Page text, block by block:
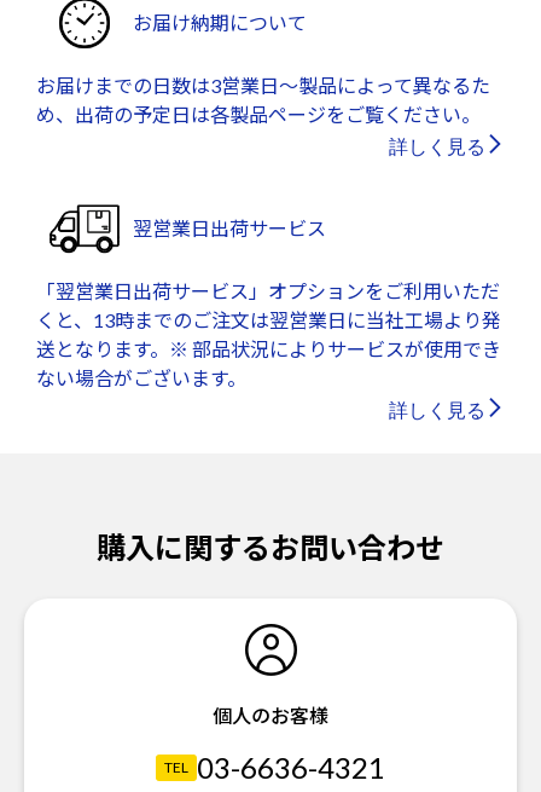
お届け納期について
お届けまでの日数は3営業日～製品によって異なるた
め、出荷の予定日は各製品ページをご覧ください。
詳しく見る
翌営業日出荷サービス
「翌営業日出荷サービス」オプションをご利用いただ
くと、13時までのご注文は翌営業日に当社工場より発
送となります。※ 部品状況によりサービスが使用でき
ない場合がございます。
詳しく見る
購入に関するお問い合わせ
個人のお客様
TEL 03-6636-4321